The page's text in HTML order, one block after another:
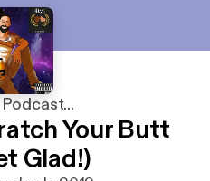
Your Butt
Glad!)